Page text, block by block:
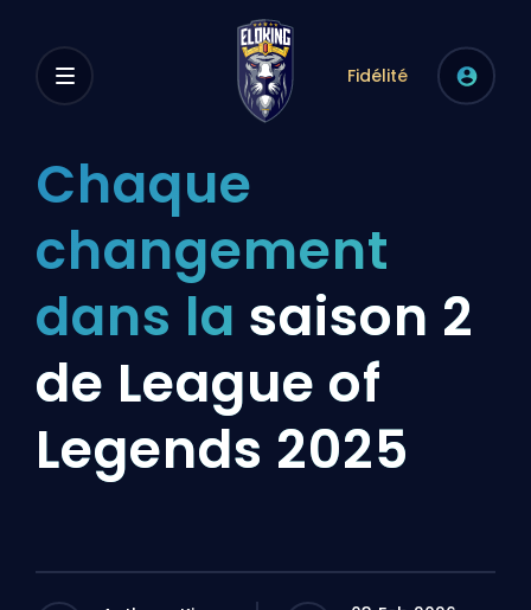
Fidélité
Chaque
changement
dans la saison 2
de League of
Legends 2025